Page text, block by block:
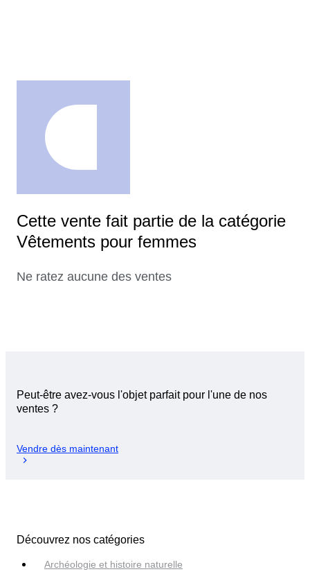
Cette vente fait partie de la catégorie
Vêtements pour femmes
Ne ratez aucune des ventes
Peut-être avez-vous l'objet parfait pour l'une de nos
ventes ?
Vendre dès maintenant
Découvrez nos catégories
Archéologie et histoire naturelle